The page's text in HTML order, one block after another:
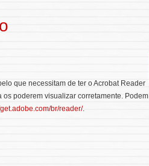
que necessitam de ter o Acrobat Reader
poderem visualizar corretamente. Podem
br/reader/.